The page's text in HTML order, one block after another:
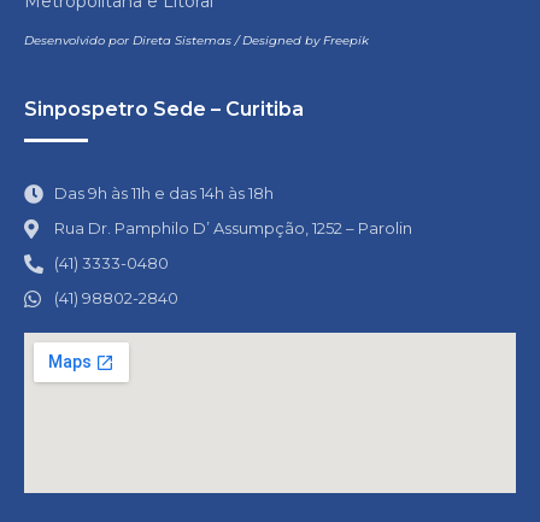
Desenvolvido por Direta Sistemas/Designed by Freepik
Sinpospetro Sede – Curitiba
Das 9h às 11h e das 14h às 18h
Rua Dr. Pamphilo D’ Assumpção, 1252 – Parolin
(41) 3333-0480
(41) 98802-2840